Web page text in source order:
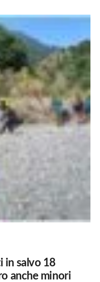
in salvo 18
anche minori